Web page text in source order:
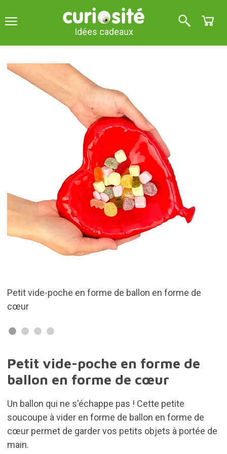
Idées cadeaux
de En céramique
Petit vide-poche en forme de
ballon en forme de cœur
Un ballon qui ne s'échappe pas ! Cette petite
soucoupe à vider en forme de ballon en forme de
cœur permet de garder vos petits objets à portée de
main.